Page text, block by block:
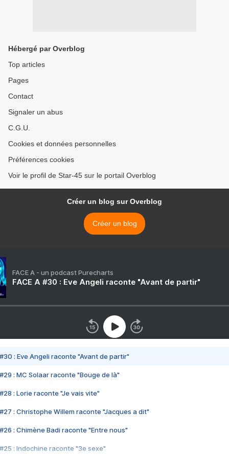
Hébergé par Overblog
Top articles
Pages
Contact
Signaler un abus
C.G.U.
Cookies et données personnelles
Préférences cookies
Voir le profil de Star-45 sur le portail Overblog
Créer un blog sur Overblog
Créer un blog
FACE A - un podcast Purecharts
FACE A #30 : Eve Angeli raconte "Avant de partir"
#30 : Eve Angeli raconte "Avant de partir"
#29 : MC Solaar raconte "Bouge de là"
#28 : Lorie raconte "Je vais vite"
#27 : Christophe Willem raconte "Jacques a dit"
#26 : Chimène Badi raconte "Entre nous"
#25 : Indochine raconte "3e sexe"